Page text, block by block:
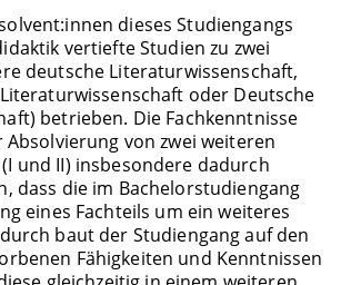
dieses Studiengangs
vertiefte Studien zu zwei
deutsche Literaturwissenschaft,
oder Deutsche
betrieben. Die Fachkenntnisse
von zwei weiteren
und II) insbesondere dadurch
dass die im Bachelorstudiengang
eines Fachteils um ein weiteres
baut der Studiengang auf den
Fähigkeiten und Kenntnissen